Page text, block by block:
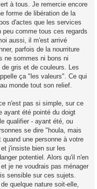
à tous. Je remercie encore
forme de libération de la
d'actes que les services
comme tous ces regards
aussi, il m'est arrivé
parfois de la nourriture
ne sommes ni bons ni
gris et de couleurs. Les
ça "les valeurs". Ce qui
monde tout son relief.
n'est pas si simple, sur ce
ayant été pointé du doigt
qualifier - ayant été, ou
se dire "houla, mais
une personne à votre
j'insiste bien sur les
potentiel. Alors qu'il n'en
je ne voudrais pas ménager
sensible sur ces sujets.
quelque nature soit-elle,